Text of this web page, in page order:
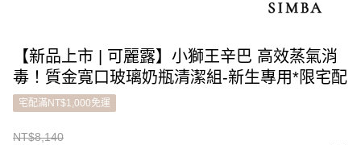
【新品上市 | 可麗露】小獅王辛巴 高效蒸氣消
毒！質金寬口玻璃奶瓶清潔組-新生專用*限宅配
宅配滿NT$1,000免運
NT$8,140